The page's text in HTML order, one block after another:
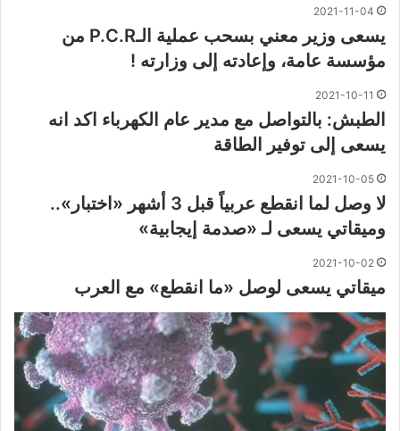
2021-11-04
يسعى وزير معني بسحب عملية الـP.C.R من
مؤسسة عامة، وإعادته إلى وزارته !
2021-10-11
الطبش: بالتواصل مع مدير عام الكهرباء اكد انه
يسعى إلى توفير الطاقة
2021-10-05
لا وصل لما انقطع عربياً قبل 3 أشهر «اختبار»..
وميقاتي يسعى لـ «صدمة إيجابية»
2021-10-02
ميقاتي يسعى لوصل «ما انقطع» مع العرب